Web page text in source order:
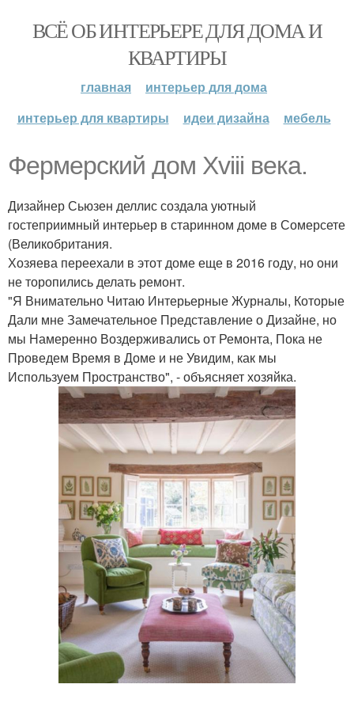
ВСЁ ОБ ИНТЕРЬЕРЕ ДЛЯ ДОМА И
КВАРТИРЫ
главная
интерьер для дома
интерьер для квартиры
идеи дизайна мебель
Фермерский дом Xviii века.
Дизайнер Сьюзен деллис создала уютный
гостеприимный интерьер в старинном доме в Сомерсете
(Великобритания.
Хозяева переехали в этот доме еще в 2016 году, но они
не торопились делать ремонт.
"Я Внимательно Читаю Интерьерные Журналы, Которые
Дали мне Замечательное Представление о Дизайне, но
мы Намеренно Воздерживались от Ремонта, Пока не
Проведем Время в Доме и не Увидим, как мы
Используем Пространство", - объясняет хозяйка.